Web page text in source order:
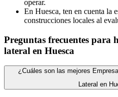
operar.
En Huesca, ten en cuenta la
construcciones locales al
Preguntas frecuentes para
lateral en Huesca
¿Cuáles son las mejores
Lateral en